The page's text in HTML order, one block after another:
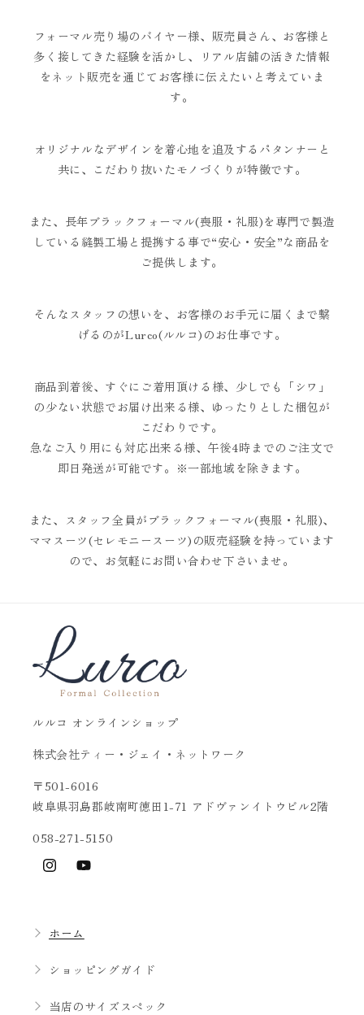
フォーマル売り場のバイヤー様、販売員さん、お客様と
多く接してきた経験を活かし、リアル店舗の活きた情報
をネット販売を通じてお客様に伝えたいと考えていま
す。
オリジナルなデザインを着心地を追及するパタンナーと
共に、こだわり抜いたモノづくりが特徴です。
また、長年ブラックフォーマル(喪服・礼服)を専門で製造
している縫製工場と提携する事で“安心・安全”な商品を
ご提供します。
そんなスタッフの想いを、お客様のお手元に届くまで繋
げるのがLurco(ルルコ)のお仕事です。
商品到着後、すぐにご着用頂ける様、少しでも「シワ」
の少ない状態でお届け出来る様、ゆったりとした梱包が
こだわりです。
急なご入り用にも対応出来る様、午後4時までのご注文で
即日発送が可能です。※一部地域を除きます。
また、スタッフ全員がブラックフォーマル(喪服・礼服)、
ママスーツ(セレモニースーツ)の販売経験を持っています
ので、お気軽にお問い合わせ下さいませ。
ルルコ オンラインショップ
株式会社ティー・ジェイ・ネットワーク
〒501-6016
岐阜県羽島郡岐南町徳田1-71 アドヴァンイトウビル2階
058-271-5150
InstagramYouTube
ホーム
ショッピングガイド
当店のサイズスペック